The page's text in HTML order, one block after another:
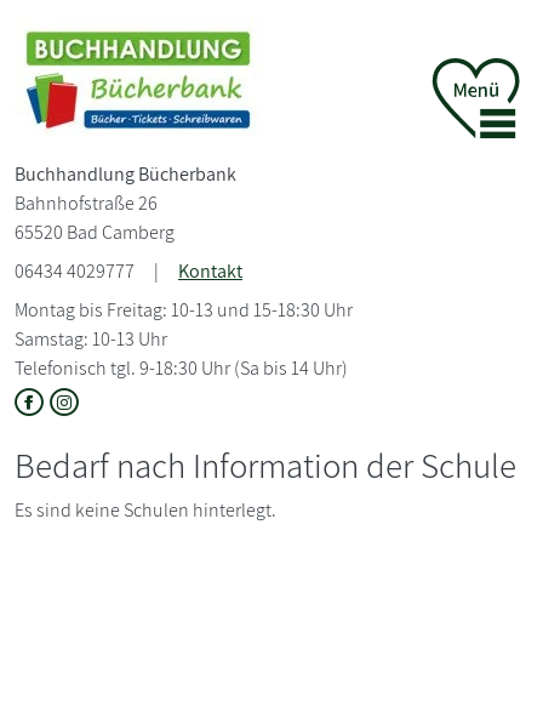
Buchhandlung Bücherbank
Bahnhofstraße 26
65520 Bad Camberg
06434 4029777
|
Kontakt
Montag bis Freitag: 10-13 und 15-18:30 Uhr
Samstag: 10-13 Uhr
Telefonisch tgl. 9-18:30 Uhr (Sa bis 14 Uhr)
Bedarf nach Information der Schule
Es sind keine Schulen hinterlegt.